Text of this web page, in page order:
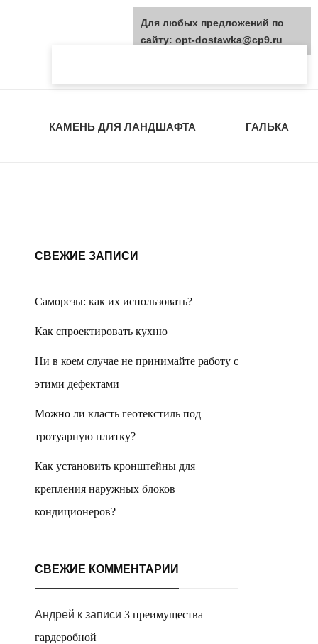
КАМЕНЬ ДЛЯ ЛАНДШАФТА ГАЛЬКА
СВЕЖИЕ ЗАПИСИ
Саморезы: как их использовать?
Как спроектировать кухню
Ни в коем случае не принимайте работу с
этими дефектами
Можно ли класть геотекстиль под
тротуарную плитку?
Как установить кронштейны для
крепления наружных блоков
кондиционеров?
СВЕЖИЕ КОММЕНТАРИИ
Андрей к записи 3 преимущества
гардеробной
Для любых предложений по
сайту: opt-dostawka@cp9.ru